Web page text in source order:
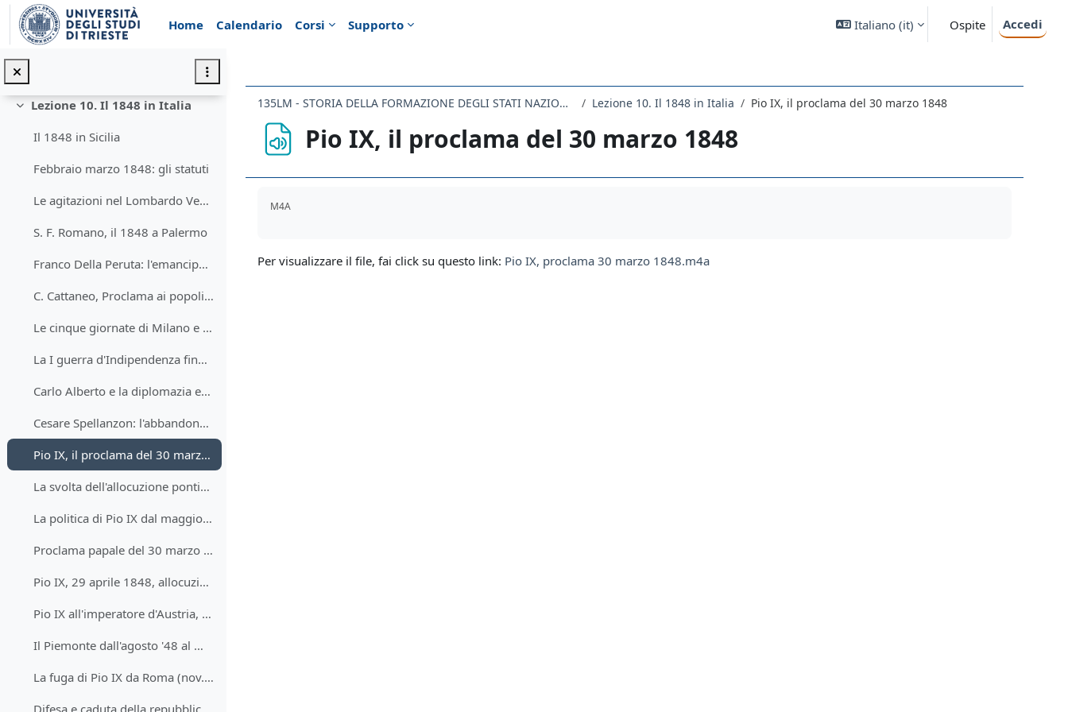
Vai al contenuto principale
Home
Calendario Corsi Supporto Italiano ‎(it)‎ Ospite Accedi
Ernesto Sestan: la costituente di Francoforte
Minimizza
Lezione 10. Il 1848 in Italia
Il 1848 in Sicilia
Febbraio marzo 1848: gli statuti
Le agitazioni nel Lombardo Veneto: autunno 1847-marzo 1848.
S. F. Romano, il 1848 a Palermo
Franco Della Peruta: l'emancipazione degli Ebrei in Piemonte e Toscana
C. Cattaneo, Proclama ai popoli della monarchia asburgica
Le cinque giornate di Milano e l'intervento di Carlo Alberto
La I guerra d'Indipendenza fino all'armistizio Salasco
Carlo Alberto e la diplomazia europea
Cesare Spellanzon: l'abbandono di Milano da parte di Carlo Alberto
Pio IX, il proclama del 30 marzo 1848
La svolta dell'allocuzione pontificia del 29 aprile 1848
La politica di Pio IX dal maggio al novembre del 1848
Proclama papale del 30 marzo 1848
Pio IX, 29 aprile 1848, allocuzione Non semel
Pio IX all'imperatore d'Austria, 3 maggio 1848
Il Piemonte dall'agosto '48 al marzo 49
La fuga di Pio IX da Roma (nov.48). La sconfitta piemontese di Novara (mar. 49)
135LM - STORIA DELLA FORMAZIONE DEGLI STATI NAZIONALI NEL XIX SECOLO 2019 Lezione 10. Il 1848 in Italia Pio IX, il proclama del 30 marzo 1848
Pio IX, il proclama del 30 marzo 1848
M4A
Per visualizzare il file, fai click su questo link: Pio IX, proclama 30 marzo 1848.m4a